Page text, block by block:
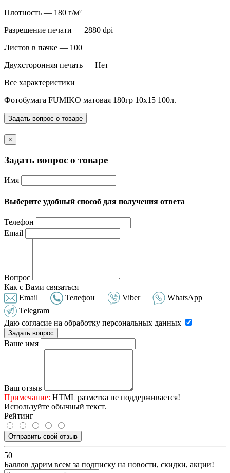
Плотность — 180 г/м²
Разрешение печати — 2880 dpi
Листов в пачке — 100
Двухсторонняя печать — Нет
Все характеристики
Фотобумага FUMIKO матовая 180гр 10х15 100л.
Задать вопрос о товаре
×
Задать вопрос о товаре
Имя
Выберите удобный способ для получения ответа
Телефон
Email
Вопрос
Как с Вами связаться
Email
Телефон Viber
WhatsApp
Telegram
Даю согласие на обработку персональных данных
Задать вопрос
Ваше имя
Ваш отзыв
Примечание: HTML разметка не поддерживается!
Используйте обычный текст.
Рейтинг
Отправить свой отзыв
50
Баллов дарим всем за подписку на новости, скидки, акции!